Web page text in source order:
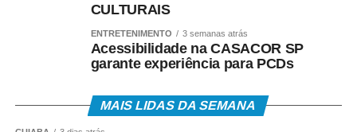
CULTURAIS
ENTRETENIMENTO 3 semanas atrás
Acessibilidade na CASACOR SP
garante experiência para PCDs
MAIS LIDAS DA SEMANA